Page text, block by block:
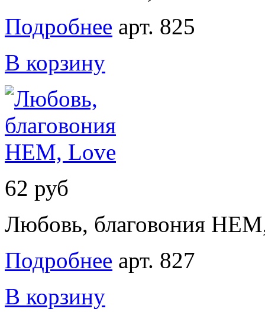
Подробнее арт. 825
В корзину
62 руб
Любовь, благовония
Подробнее арт. 827
В корзину